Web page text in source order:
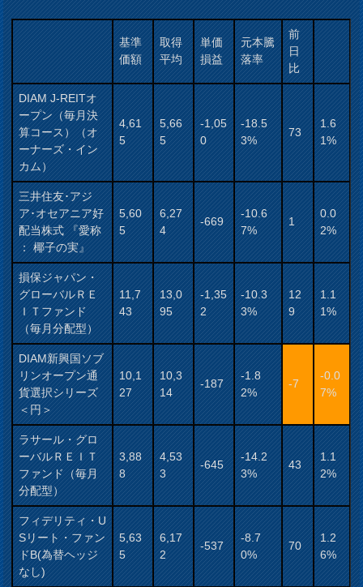
基準
価額
取得
平均
単価
損益
元本騰
落率
前
日
比
DIAM J-REITオ
ープン（毎月決
算コース）（オ
ーナーズ・イン
カム）
4,61
5
5,66
5
-1,05
0
-18.5
3%
73
1.6
1%
三井住友･アジ
ア･オセアニア好
配当株式 『愛称
： 椰子の実』
5,60
5
6,27
4
-669
-10.6
7%
1
0.0
2%
損保ジャパン・
グローバルＲＥ
ＩＴファンド
（毎月分配型）
11,7
43
13,0
95
-1,35
2
-10.3
3%
12
9
1.1
1%
DIAM新興国ソブ
リンオープン通
貨選択シリーズ
＜円＞
10,1
27
10,3
14
-187
-1.8
2%
-7
-0.0
7%
ラサール・グロ
ーバルＲＥＩＴ
ファンド（毎月
分配型）
3,88
8
4,53
3
-645
-14.2
3%
43
1.1
2%
フィデリティ・U
Sリート・ファン
ドB(為替ヘッジ
なし)
5,63
5
6,17
2
-537
-8.7
0%
70
1.2
6%